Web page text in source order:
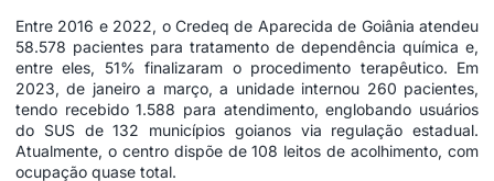
Entre 2016 e 2022, o Credeq de Aparecida de Goiânia atendeu
58.578 pacientes para tratamento de dependência química e,
entre eles, 51% finalizaram o procedimento terapêutico. Em
2023, de janeiro a março, a unidade internou 260 pacientes,
tendo recebido 1.588 para atendimento, englobando usuários
do SUS de 132 municípios goianos via regulação estadual.
Atualmente, o centro dispõe de 108 leitos de acolhimento, com
ocupação quase total.